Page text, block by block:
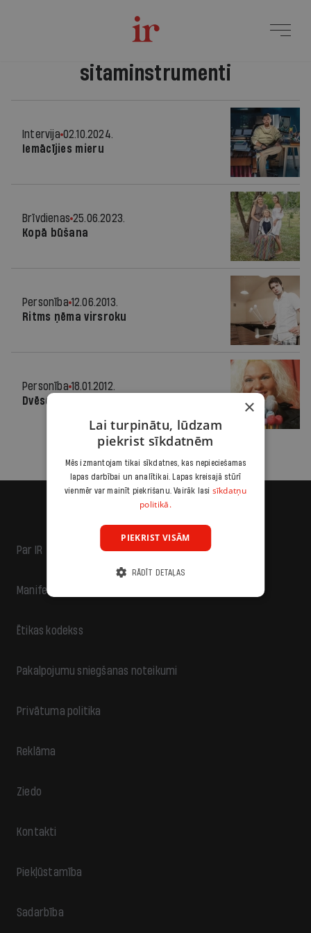
sitaminstrumenti
Intervija 02.10.2024.
Iemācījies mieru
Brīvdienas 25.06.2023.
Kopā būšana
Personība 12.06.2013.
Ritms ņēma virsroku
Personība 18.01.2012.
Dvēseles brīvība
Par IR
Manifests
Ētikas kodekss
Pakalpojumu sniegšanas noteikumi
Privātuma politika
Reklāma
Ziedo
Kontakti
Piekļūstamība
Sadarbība
×
Lai turpinātu, lūdzam
piekrist sīkdatnēm
Mēs izmantojam tikai sīkdatnes, kas nepieciešamas
lapas darbībai un analītikai. Lapas kreisajā stūrī
vienmēr var mainīt piekrišanu. Vairāk lasi sīkdatņu
politikā.
PIEKRIST VISĀM
RĀDĪT DETAĻAS